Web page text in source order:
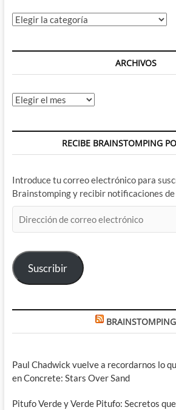
Categorías
ARCHIVOS
Archivos
RECIBE BRAINSTOMPING
Introduce tu correo electrónico para
Brainstomping y recibir notificaciones
de
electrónico
Suscribir
BRAINSTOMPING
Paul Chadwick vuelve a recordarnos lo
en Concrete: Stars Over Sand
Pitufo Verde y Verde Pitufo: Secretos